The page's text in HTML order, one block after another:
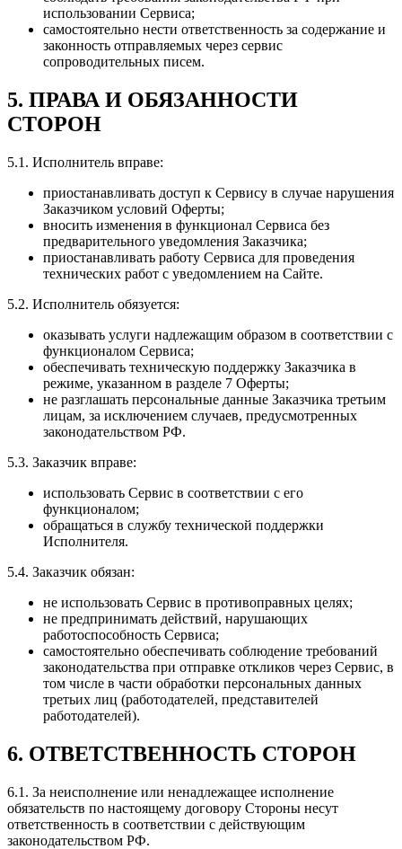
использовании Сервиса;
самостоятельно нести ответственность за содержание и
законность отправляемых через сервис
сопроводительных писем.
5. ПРАВА И ОБЯЗАННОСТИ
СТОРОН
5.1. Исполнитель вправе:
приостанавливать доступ к Сервису в случае нарушения
Заказчиком условий Оферты;
вносить изменения в функционал Сервиса без
предварительного уведомления Заказчика;
приостанавливать работу Сервиса для проведения
технических работ с уведомлением на Сайте.
5.2. Исполнитель обязуется:
оказывать услуги надлежащим образом в соответствии с
функционалом Сервиса;
обеспечивать техническую поддержку Заказчика в
режиме, указанном в разделе 7 Оферты;
не разглашать персональные данные Заказчика третьим
лицам, за исключением случаев, предусмотренных
законодательством РФ.
5.3. Заказчик вправе:
использовать Сервис в соответствии с его
функционалом;
обращаться в службу технической поддержки
Исполнителя.
5.4. Заказчик обязан:
не использовать Сервис в противоправных целях;
не предпринимать действий, нарушающих
работоспособность Сервиса;
самостоятельно обеспечивать соблюдение требований
законодательства при отправке откликов через Сервис, в
том числе в части обработки персональных данных
третьих лиц (работодателей, представителей
работодателей).
6. ОТВЕТСТВЕННОСТЬ СТОРОН
6.1. За неисполнение или ненадлежащее исполнение
обязательств по настоящему договору Стороны несут
ответственность в соответствии с действующим
законодательством РФ.